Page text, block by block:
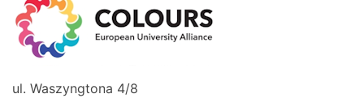
ul. Waszyngtona 4/8